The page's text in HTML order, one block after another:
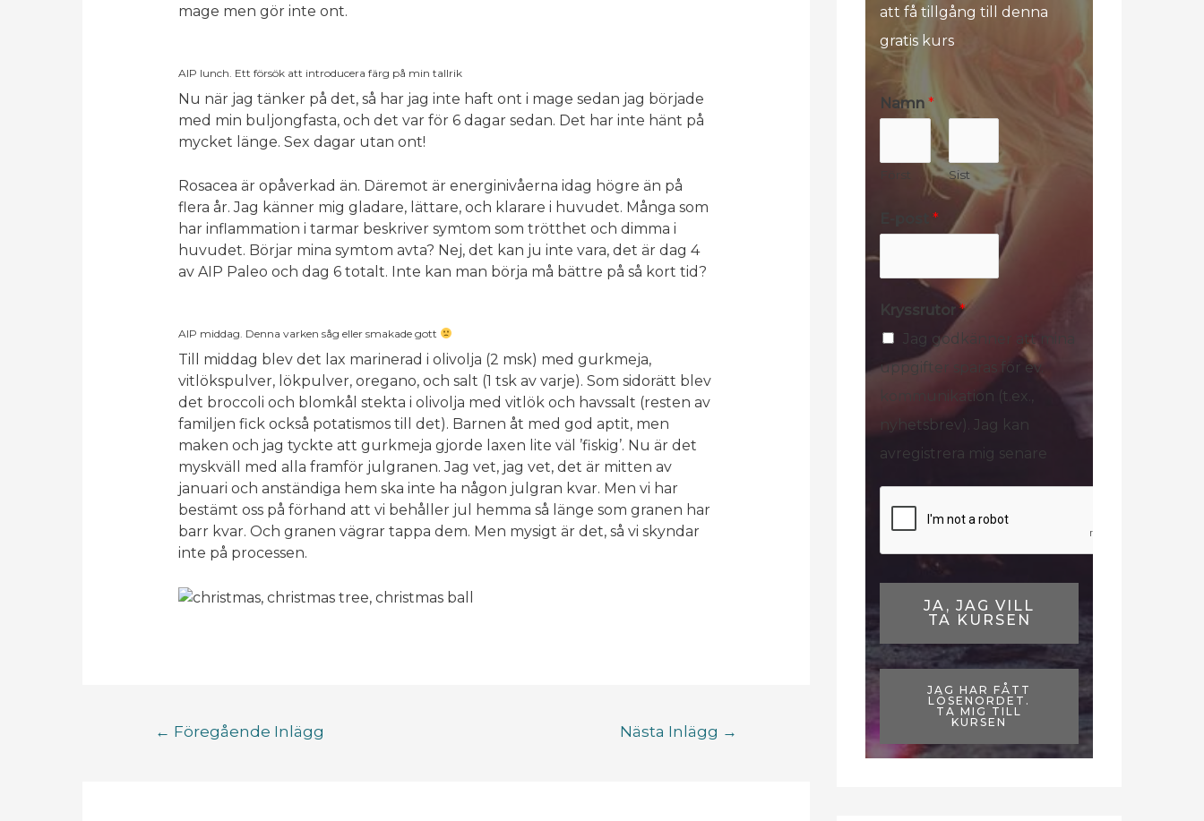
mage men gör inte ont.
AIP lunch. Ett försök att introducera färg på min tallrik
Nu när jag tänker på det, så har jag inte haft ont i mage sedan jag började
med min buljongfasta, och det var för 6 dagar sedan. Det har inte hänt på
mycket länge. Sex dagar utan ont!
Rosacea är opåverkad än. Däremot är energinivåerna idag högre än på
flera år. Jag känner mig gladare, lättare, och klarare i huvudet. Många som
har inflammation i tarmar beskriver symtom som trötthet och dimma i
huvudet. Börjar mina symtom avta? Nej, det kan ju inte vara, det är dag 4
av AIP Paleo och dag 6 totalt. Inte kan man börja må bättre på så kort tid?
AIP middag. Denna varken såg eller smakade gott
Till middag blev det lax marinerad i olivolja (2 msk) med gurkmeja,
vitlökspulver, lökpulver, oregano, och salt (1 tsk av varje). Som sidorätt blev
det broccoli och blomkål stekta i olivolja med vitlök och havssalt (resten av
familjen fick också potatismos till det). Barnen åt med god aptit, men
maken och jag tyckte att gurkmeja gjorde laxen lite väl ’fiskig’. Nu är det
myskväll med alla framför julgranen. Jag vet, jag vet, det är mitten av
januari och anständiga hem ska inte ha någon julgran kvar. Men vi har
bestämt oss på förhand att vi behåller jul hemma så länge som granen har
barr kvar. Och granen vägrar tappa dem. Men mysigt är det, så vi skyndar
inte på processen.
← Föregående Inlägg Nästa Inlägg →
att få tillgång till denna
gratis kurs
*
*
Namn *
Först Sist
*
Kryssrutor*
Jag godkänner att mina
uppgifter sparas för ev.
kommunikation (t.ex.,
nyhetsbrev). Jag kan
avregistrera mig senare
JA, JAG VILL
TA KURSEN
JAG HAR FÅTT
LÖSENORDET.
TA MIG TILL
KURSEN